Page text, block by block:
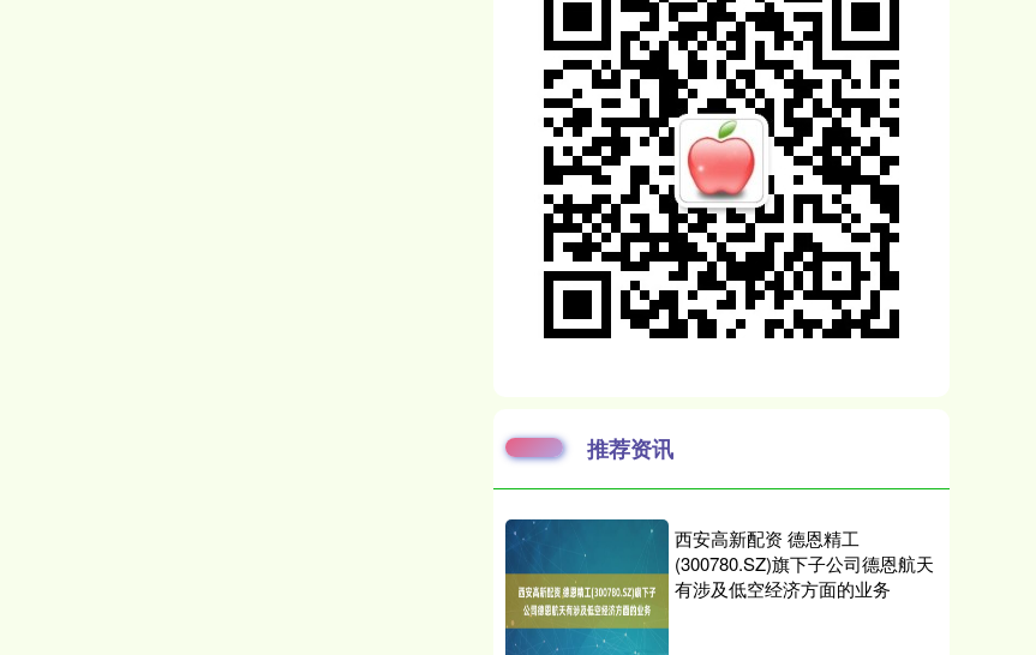
推荐资讯
西安高新配资 德恩精工
(300780.SZ)旗下子公司德恩航天
有涉及低空经济方面的业务